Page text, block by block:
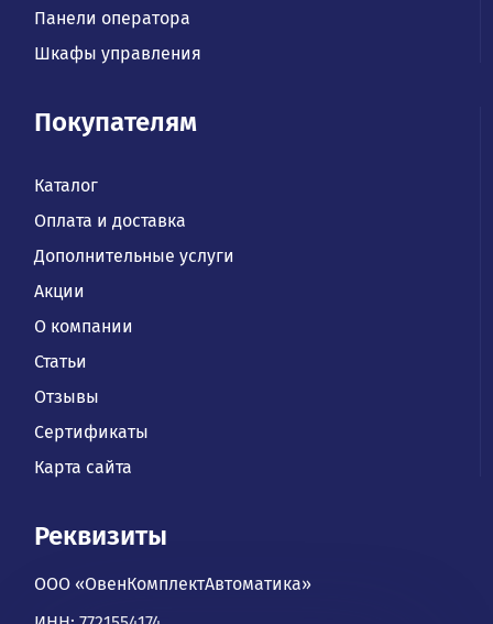
Панели оператора
Шкафы управления
Покупателям
Каталог
Оплата и доставка
Дополнительные услуги
Акции
О компании
Статьи
Отзывы
Сертификаты
Карта сайта
Реквизиты
ООО «ОвенКомплектАвтоматика»